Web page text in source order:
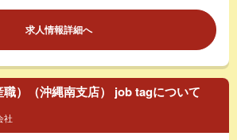
求人情報詳細へ
）（沖縄南支店） job tagについて
社